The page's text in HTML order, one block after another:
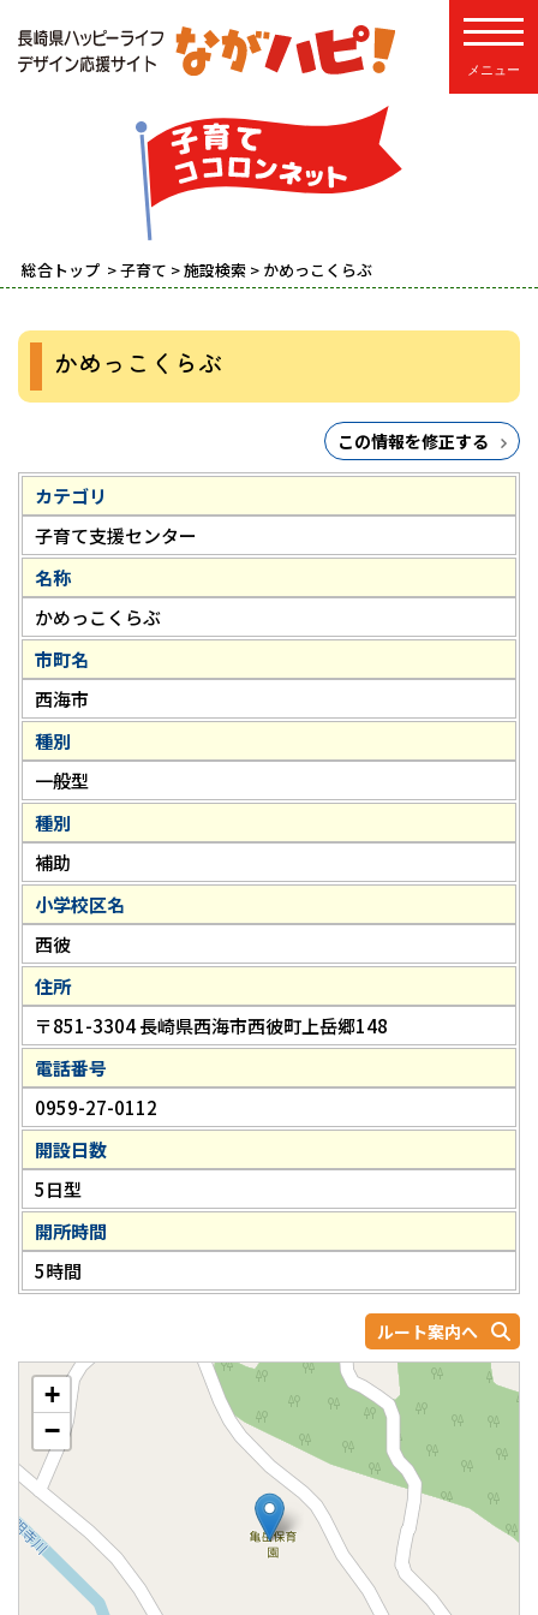
総合トップ >子育て >施設検索 > かめっこくらぶ
かめっこくらぶ
この情報を修正する
カテゴリ
子育て支援センター
名称
かめっこくらぶ
市町名
西海市
種別
一般型
種別
補助
小学校区名
西彼
住所
〒851-3304 長崎県西海市西彼町上岳郷148
電話番号
0959-27-0112
開設日数
5日型
開所時間
5時間
ルート案内へ
+
−